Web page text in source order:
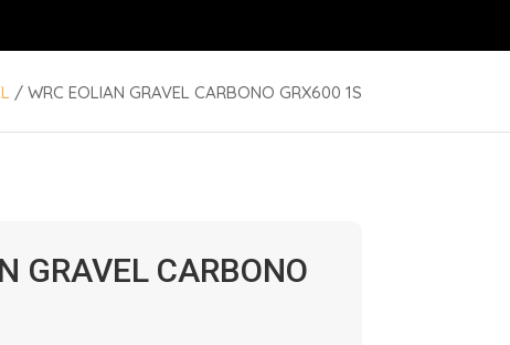
/ WRC EOLIAN GRAVEL CARBONO GRX600 1S
GRAVEL CARBONO